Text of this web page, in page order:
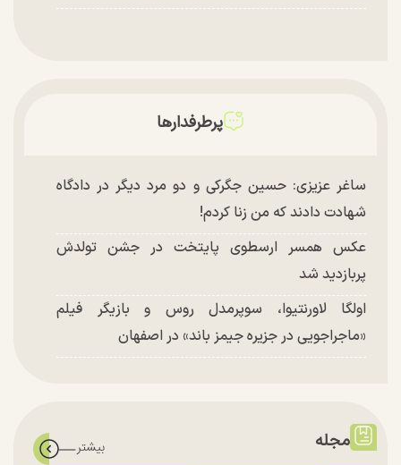
پرطرفدارها
ساغر عزیزی: حسین جگرکی و دو مرد دیگر در دادگاه
شهادت دادند که من زنا کردم!
عکس همسر ارسطوی پایتخت در جشن تولدش
پربازدید شد
اولگا لاورنتیوا، سوپرمدل روس و بازیگر فیلم
«ماجراجویی در جزیره جیمز باند» در اصفهان
مجله